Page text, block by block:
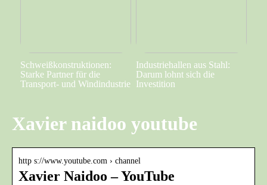
Schweißkonstruktionen:
Starke Partner für die
Transport- und Windindustrie
Industriehallen aus Stahl:
Darum lohnt sich die
Investition
Xavier naidoo youtube
http s://www.youtube.com › channel
Xavier Naidoo – YouTube